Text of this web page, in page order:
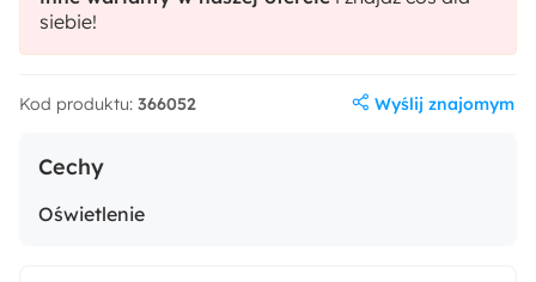
Cechy
Oświetlenie
siebie!
Kod produktu: 366052 Wyślij znajomym